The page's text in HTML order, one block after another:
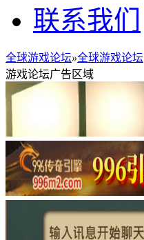
联系我们
全球游戏论坛»全球游戏论坛
游戏论坛广告区域